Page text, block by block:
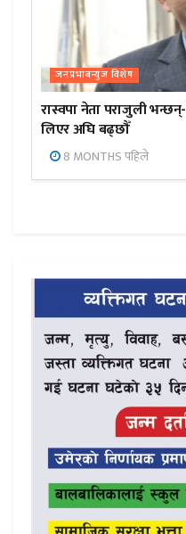
जनप्रभाबन्युज विशेष
रास्वपा नेता पराजुली
लिएर अघि बढ्छौँ
8 MONTHS पहिले